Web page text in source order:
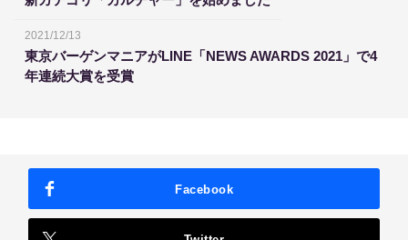
2021/12/13
東京バーゲンマニアがLINE「NEWS AWARDS 2021」で4
年連続大賞を受賞
Facebook